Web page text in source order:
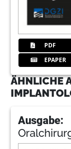
PDF
EPAPER
ÄHNLICHE
Ausgabe: